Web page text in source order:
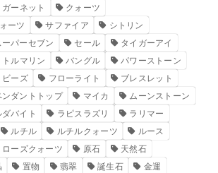
ガーネット
クォーツ
ーツ
サファイア
シトリン
ーパーセブン セール
タイガーアイ
トルマリン バングル
パワーストーン
ビーズ フローライト
ブレスレット
ンダントトップ マイカ
ムーンストーン
バイト ラピスラズリ
ラリマー
ルチル ルチルクォーツ
ルース
ローズクォーツ 原石
天然石
置物 翡翠 誕生石
金運